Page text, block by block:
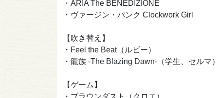
・ARIA The BENEDIZIONE
・ヴァージン・パンク Clockwork Girl
【吹き替え】
・Feel the Beat（ルビー）
・龍族 -The Blazing Dawn-（学生、セルマ）
【ゲーム】
・ブラウンダスト（クロエ）